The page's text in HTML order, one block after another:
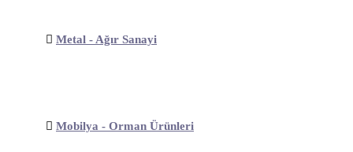
Metal - Ağır Sanayi
Mobilya - Orman Ürünleri